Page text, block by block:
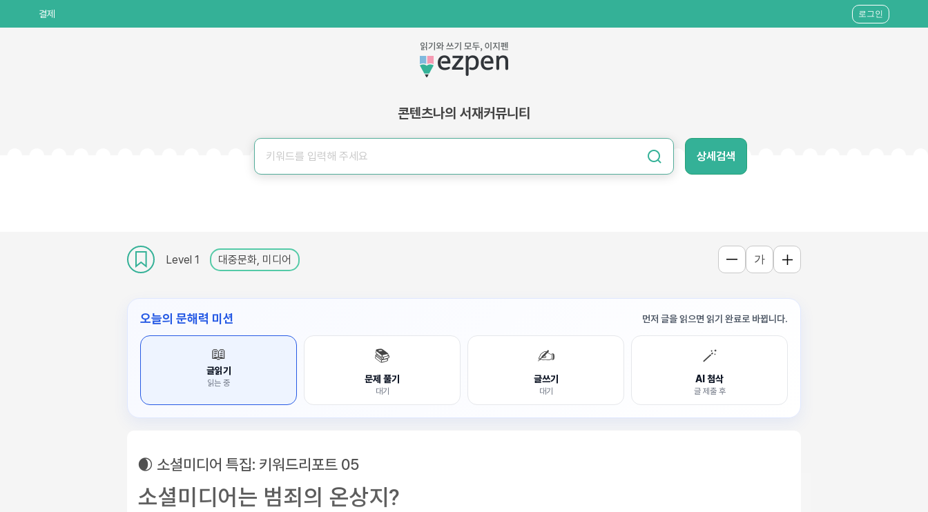
결제 로그인
콘텐츠나의 서재커뮤니티
상세검색
Level 1 대중문화, 미디어 가
오늘의 문해력 미션 먼저 글을 읽으면 읽기 완료로 바뀝니다.
📖
글읽기
읽는 중
📚
문제 풀기
대기
✍️
글쓰기
대기
🪄
AI 첨삭
글 제출 후
🌒 소셜미디어 특집: 키워드리포트 05
소셜미디어는 범죄의 온상지?